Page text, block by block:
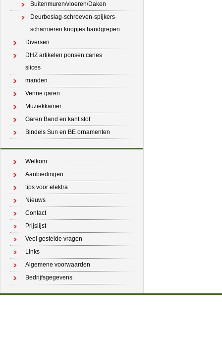
Buitenmuren/vloeren/Daken
Deurbeslag-schroeven-spijkers-
scharnieren knopjes handgrepen
Diversen
DHZ artikelen ponsen canes
slices
manden
Venne garen
Muziekkamer
Garen Band en kant stof
Bindels Sun en BE ornamenten
Welkom
Aanbiedingen
tips voor elektra
Nieuws
Contact
Prijslijst
Veel gestelde vragen
Links
Algemene voorwaarden
Bedrijfsgegevens